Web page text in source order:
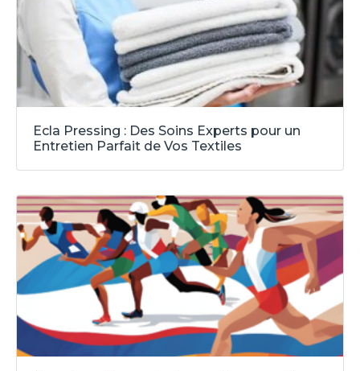
Ecla Pressing : Des Soins Experts pour un
Entretien Parfait de Vos Textiles